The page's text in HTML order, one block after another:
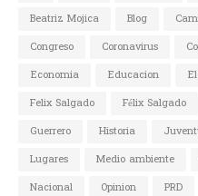
Beatriz Mojica
Blog
Congreso
Coronavirus
Economia
Educacion
Felix Salgado
Félix Salgado
Guerrero
Historia
Lugares
Medio ambiente
Nacional
Opinion PRD